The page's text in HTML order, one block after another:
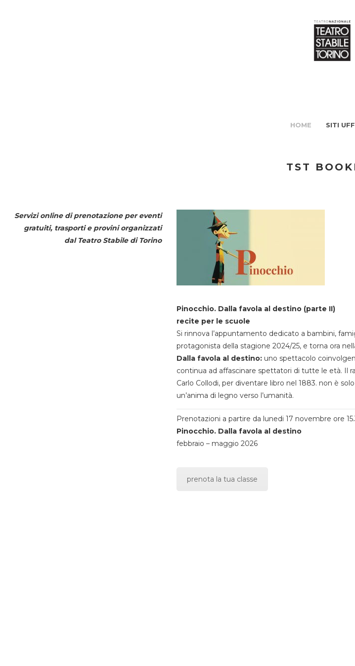
HOME SITI
TST
Servizi online di prenotazione per eventi
gratuiti, trasporti e provini organizzati
dal Teatro Stabile di Torino
Pinocchio. Dalla favola al destino (parte II)
recite per le scuole
Si rinnova l’appuntamento dedicato a bambini,
protagonista della stagione 2024/25, e torna ora
Dalla favola al destino:uno spettacolo
continua ad affascinare spettatori di tutte le età. Il
Carlo Collodi, per diventare libro nel 1883. non è
un’anima di legno verso l’umanità.
Prenotazioni a partire da lunedi 17 novembre ore
Pinocchio. Dalla favola al destino
febbraio – maggio 2026
prenota la tua classe